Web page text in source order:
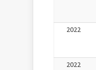
2022
2022